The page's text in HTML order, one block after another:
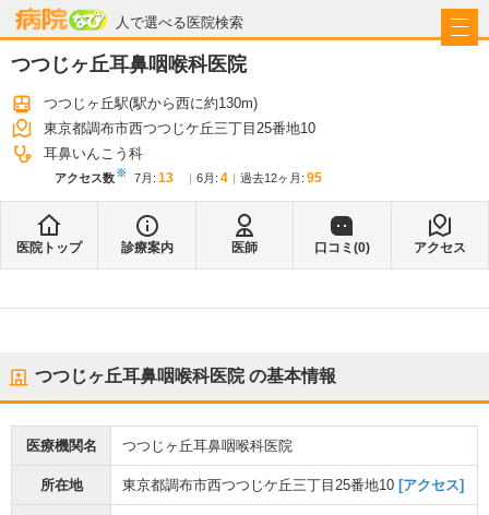
人で選べる医院検索
病院なび
つつじヶ丘耳鼻咽喉科医院
つつじヶ丘駅(駅から西に約130m)
東京都調布市西つつじケ丘三丁目25番地10
耳鼻いんこう科
アクセス数※ 7月 : 13 6月 : 4 過去12ヶ月: 95
医院トップ 診療案内 医師 口コミ(0) アクセス
つつじヶ丘耳鼻咽喉科医院の基本情報
医療機関名 つつじヶ丘耳鼻咽喉科医院
所在地 東京都調布市西つつじケ丘三丁目25番地10 [アクセス]